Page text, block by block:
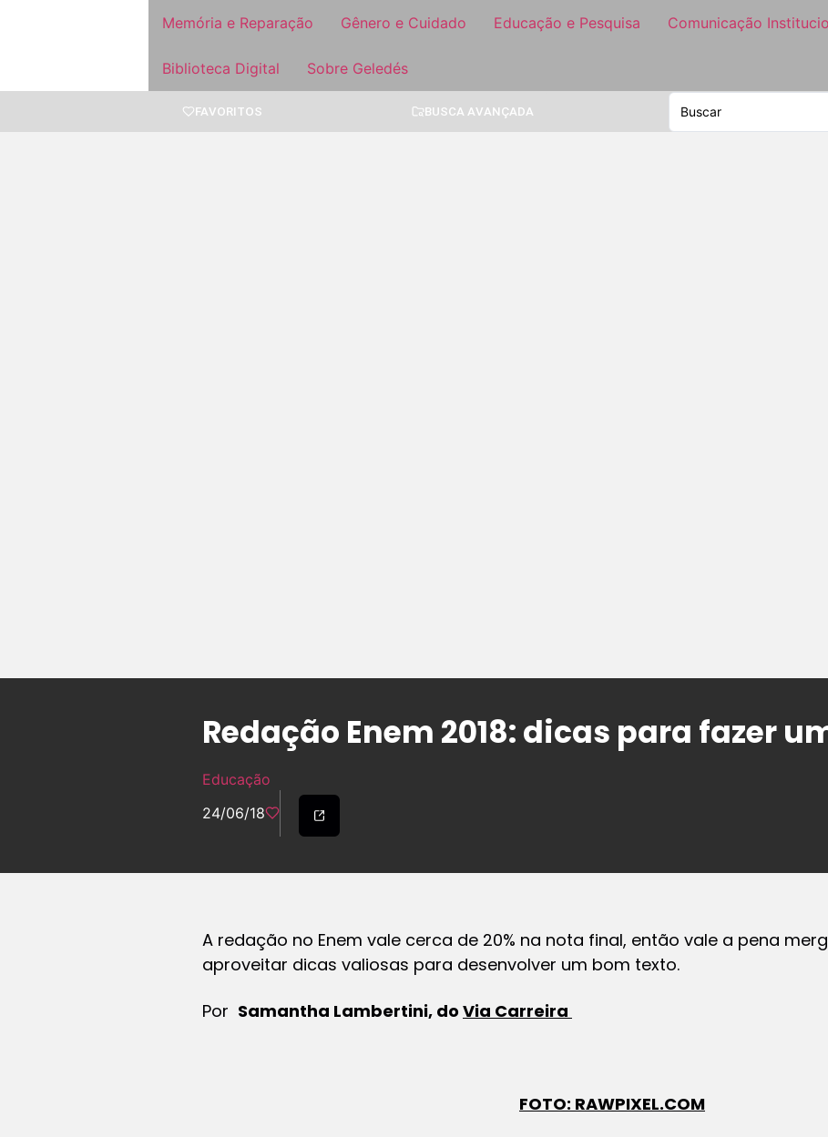
Memória e Reparação Gênero e Cuidado Educação e Pesquisa Comunicação
Biblioteca Digital Sobre Geledés
FAVORITOS BUSCA AVANÇADA
Redação Enem 2018: dicas para fazer
Educação
24/06/18
A redação no Enem vale cerca de 20% na nota final, então vale a pena
aproveitar dicas valiosas para desenvolver um bom texto.
Por Samantha Lambertini, do Via Carreira
FOTO: RAWPIXEL.COM